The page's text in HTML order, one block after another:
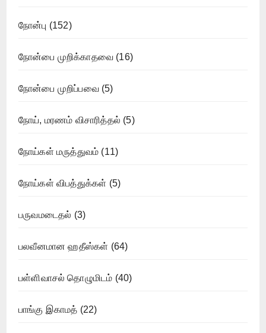
நோன்பு (152)
நோன்பை முறிக்காதவை (16)
நோன்பை முறிப்பவை(5)
நோய், மரணம் விசாரித்தல் (5)
நோய்கள் மருத்துவம் (11)
நோய்கள் விபத்துக்கள் (5)
பருவமடைதல் (3)
பலவீனமான ஹதீஸ்கள் (64)
பள்ளிவாசல் தொழுமிடம் (40)
பாங்கு இகாமத் (22)